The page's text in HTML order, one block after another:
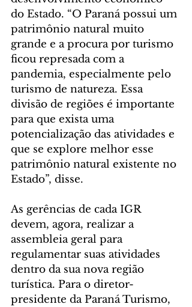
do Estado. “O Paraná possui um
patrimônio natural muito
grande e a procura por turismo
ficou represada com a
pandemia, especialmente pelo
turismo de natureza. Essa
divisão de regiões é importante
para que exista uma
potencialização das atividades e
que se explore melhor esse
patrimônio natural existente no
Estado”, disse.
As gerências de cada IGR
devem, agora, realizar a
assembleia geral para
regulamentar suas atividades
dentro da sua nova região
turística. Para o diretor-
presidente da Paraná Turismo,